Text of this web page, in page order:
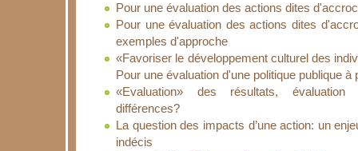
Pour une évaluation des actions dites
Pour une évaluation des actions dites
exemples d'approche
«Favoriser le développement culturel des
Pour une évaluation d'une politique publique à
«Evaluation» des résultats,
différences?
La question des impacts d’une action: un
indécis